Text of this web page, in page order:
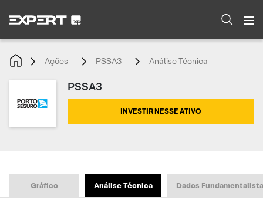
Ações PSSA3 Análise Técnica
PSSA3
INVESTIR NESSE ATIVO
Gráfico Análise Técnica Dados